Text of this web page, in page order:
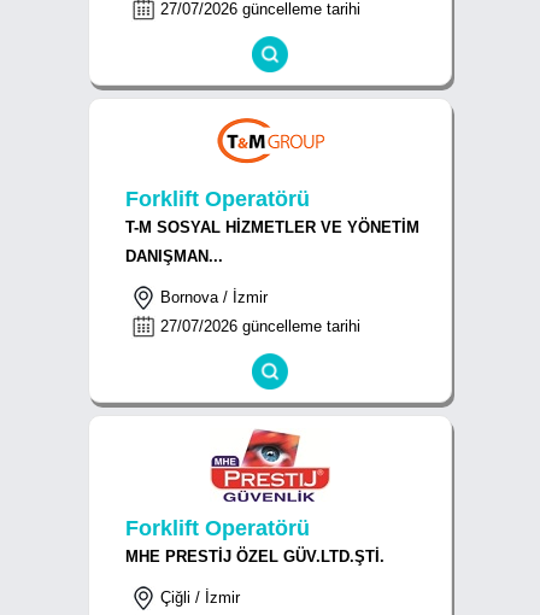
27/07/2026 güncelleme tarihi
Forklift Operatörü
T-M SOSYAL HİZMETLER VE YÖNETİM
DANIŞMAN...
Bornova / İzmir
27/07/2026 güncelleme tarihi
Forklift Operatörü
MHE PRESTİJ ÖZEL GÜV.LTD.ŞTİ.
Çiğli / İzmir